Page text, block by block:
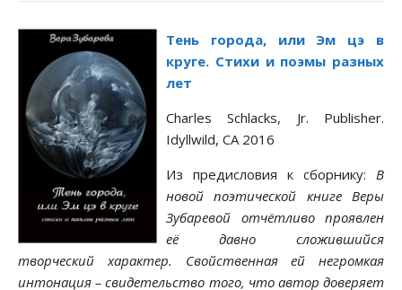
Тень города, или Эм цэ в
круге. Стихи и поэмы разных
лет
Charles Schlacks, Jr. Publisher.
Idyllwild, CA 2016
Из предисловия к сборнику: В
новой поэтической книге Веры
Зубаревой отчётливо проявлен
её давно сложившийся
творческий характер. Свойственная ей негромкая
интонация – свидетельство того, что автор доверяет